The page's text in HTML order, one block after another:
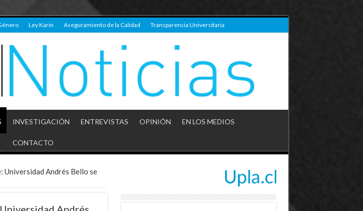
Ley Karin Aseguramiento de la Calidad Transparencia Universitaria
INVESTIGACIÓN ENTREVISTAS OPINIÓN EN LOS MEDIOS
CONTACTO
Andrés Bello se